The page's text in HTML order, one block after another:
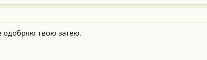
одобряю твою затею.